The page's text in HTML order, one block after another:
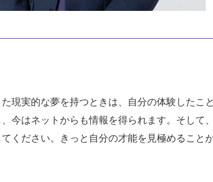
現実的な夢を持つときは、自分の体験したこ
今はネットからも情報を得られます。そして
ください。きっと自分の才能を見極めること